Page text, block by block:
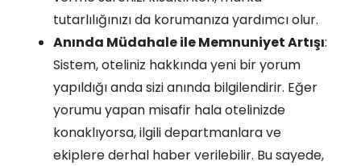
tutarlılığınızı da korumanıza yardımcı olur.
Anında Müdahale ile Memnuniyet Artışı:
Sistem, oteliniz hakkında yeni bir yorum
yapıldığı anda sizi anında bilgilendirir. Eğer
yorumu yapan misafir hala otelinizde
konaklıyorsa, ilgili departmanlara ve
ekiplere derhal haber verilebilir. Bu sayede,